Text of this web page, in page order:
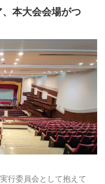
本大会会場がつ
行委員会として抱えて